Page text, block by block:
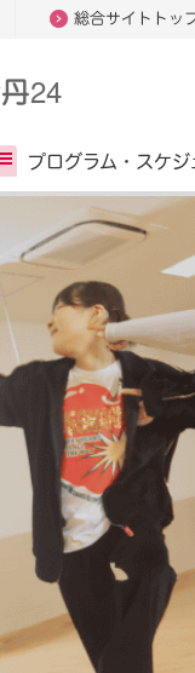
総合サイトトッ
24
プログラム・ スケジ